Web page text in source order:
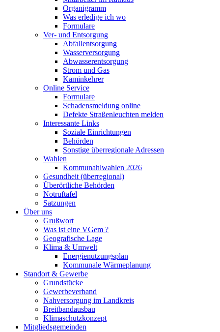
Organigramm
Was erledige ich wo
Formulare
Ver- und Entsorgung
Abfallentsorgung
Wasserversorgung
Abwasserentsorgung
Strom und Gas
Kaminkehrer
Online Service
Formulare
Schadensmeldung online
Defekte Straßenleuchten melden
Interessante Links
Soziale Einrichtungen
Behörden
Sonstige überregionale Adressen
Wahlen
Kommunahlwahlen 2026
Gesundheit (überregional)
Überörtliche Behörden
Notruftafel
Satzungen
Über uns
Grußwort
Was ist eine VGem ?
Geografische Lage
Klima & Umwelt
Energienutzungsplan
Kommunale Wärmeplanung
Standort & Gewerbe
Grundstücke
Gewerbeverband
Nahversorgung im Landkreis
Breitbandausbau
Klimaschutzkonzept
Mitgliedsgemeinden